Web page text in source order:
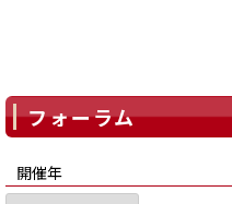
フォーラム
開催年